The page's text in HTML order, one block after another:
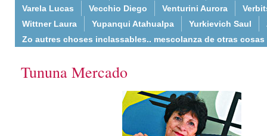
Varela Lucas
Vecchio Diego Venturini Aurora
Wittner Laura
Yupanqui Atahualpa Yurkievich Saul
Zo autres choses inclassables.. mescolanza de otras cosas
Tununa Mercado